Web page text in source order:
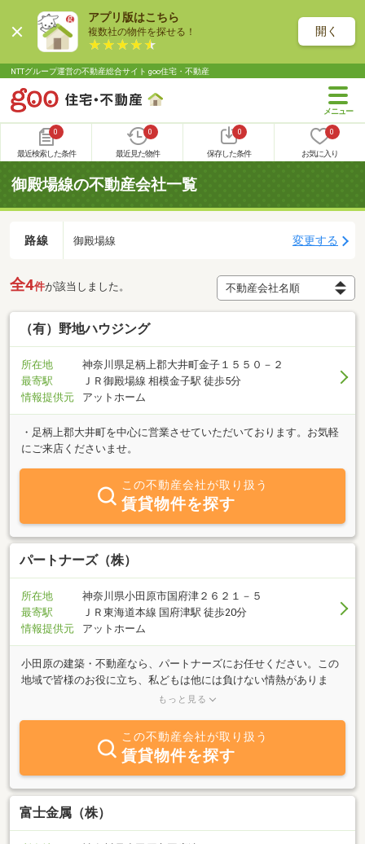
アプリ版はこちら
複数社の物件を探せる！ 開く
NTTグループ運営の不動産総合サイト goo住宅・不動産
0
最近検索した条件
0
最近見た物件
0
保存した条件
0
お気に入り
御殿場線の不動産会社一覧
路線 御殿場線 変更する
全4件が該当しました。
（有）野地ハウジング
所在地
神奈川県足柄上郡大井町金子１５５０－２
最寄駅
ＪＲ御殿場線 相模金子駅 徒歩5分
情報提供元
アットホーム
・足柄上郡大井町を中心に営業させていただいております。お気軽
にご来店くださいませ。
この不動産会社が取り扱う
賃貸物件を探す
パートナーズ（株）
所在地
神奈川県小田原市国府津２６２１－５
最寄駅
ＪＲ東海道本線 国府津駅 徒歩20分
情報提供元
アットホーム
小田原の建築・不動産なら、パートナーズにお任せください。この
地域で皆様のお役に立ち、私どもは他には負けない情熱がありま
す。物件をご覧になりたい場合は、0465-20-9880にお気軽にお問い
各種工事 お見積もり無料！まずはお気軽にご連絡下さい。
もっと見る
この不動産会社が取り扱う
賃貸物件を探す
富士金属（株）